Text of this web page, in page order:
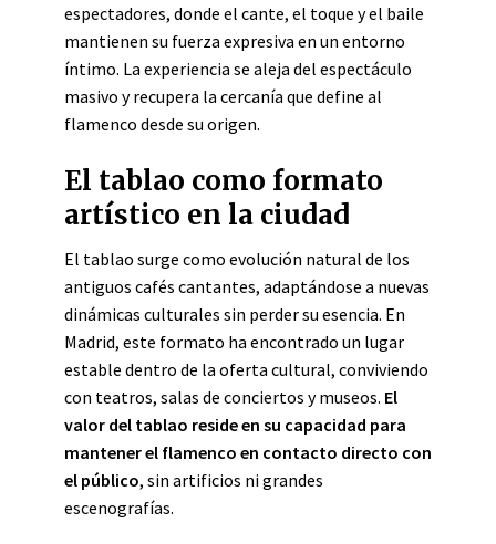
espectadores, donde el cante, el toque y el baile
mantienen su fuerza expresiva en un entorno
íntimo. La experiencia se aleja del espectáculo
masivo y recupera la cercanía que define al
flamenco desde su origen.
El tablao como formato
artístico en la ciudad
El tablao surge como evolución natural de los
antiguos cafés cantantes, adaptándose a nuevas
dinámicas culturales sin perder su esencia. En
Madrid, este formato ha encontrado un lugar
estable dentro de la oferta cultural, conviviendo
con teatros, salas de conciertos y museos. El
valor del tablao reside en su capacidad para
mantener el flamenco en contacto directo con
el público, sin artificios ni grandes
escenografías.